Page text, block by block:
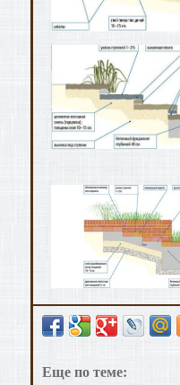
Еще по теме: